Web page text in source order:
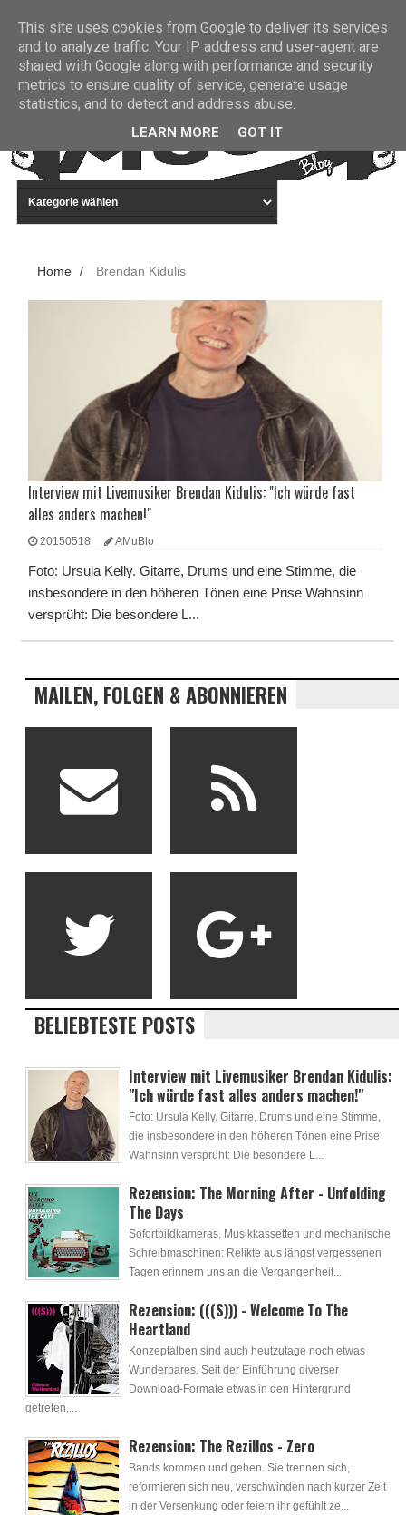
WILLKOMMEN!
Home / Brendan Kidulis
Interview mit Livemusiker Brendan Kidulis: "Ich würde fast
alles anders machen!"
20150518 AMuBlo
Foto: Ursula Kelly. Gitarre, Drums und eine Stimme, die
insbesondere in den höheren Tönen eine Prise Wahnsinn
versprüht: Die besondere L...
MAILEN, FOLGEN & ABONNIEREN
BELIEBTESTE POSTS
Interview mit Livemusiker Brendan Kidulis:
"Ich würde fast alles anders machen!"
Foto: Ursula Kelly. Gitarre, Drums und eine Stimme,
die insbesondere in den höheren Tönen eine Prise
Wahnsinn versprüht: Die besondere L...
Rezension: The Morning After - Unfolding
The Days
Sofortbildkameras, Musikkassetten und mechanische
Schreibmaschinen: Relikte aus längst vergessenen
Tagen erinnern uns an die Vergangenheit...
Rezension: (((S))) - Welcome To The
Heartland
Konzeptalben sind auch heutzutage noch etwas
Wunderbares. Seit der Einführung diverser
Download-Formate etwas in den Hintergrund
getreten,...
Rezension: The Rezillos - Zero
Bands kommen und gehen. Sie trennen sich,
reformieren sich neu, verschwinden nach kurzer Zeit
in der Versenkung oder feiern ihr gefühlt ze...
This site uses cookies from Google to deliver its services
and to analyze traffic. Your IP address and user-agent are
shared with Google along with performance and security
metrics to ensure quality of service, generate usage
statistics, and to detect and address abuse.
LEARN MORE GOT IT